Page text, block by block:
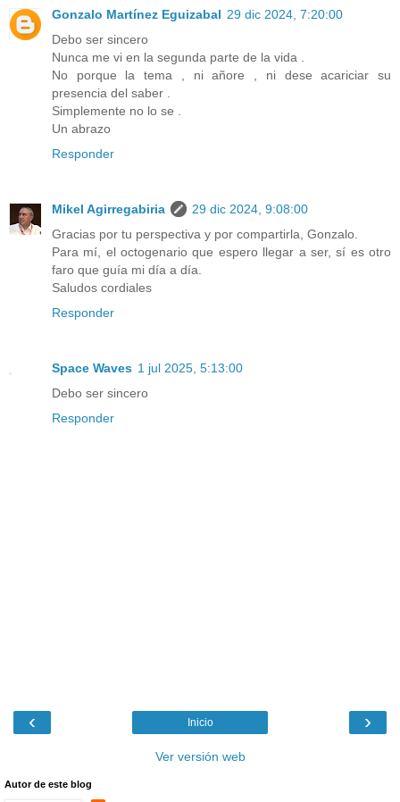
Gonzalo Martínez Eguizabal 29 dic 2024, 7:20:00
Debo ser sincero
Nunca me vi en la segunda parte de la vida .
No porque la tema , ni añore , ni dese acariciar su
presencia del saber .
Simplemente no lo se .
Un abrazo
Responder
Mikel Agirregabiria
29 dic 2024, 9:08:00
Gracias por tu perspectiva y por compartirla, Gonzalo.
Para mí, el octogenario que espero llegar a ser, sí es otro
faro que guía mi día a día.
Saludos cordiales
Responder
Space Waves 1 jul 2025, 5:13:00
Debo ser sincero
Responder
‹ ›
Inicio
Ver versión web
Autor de este blog